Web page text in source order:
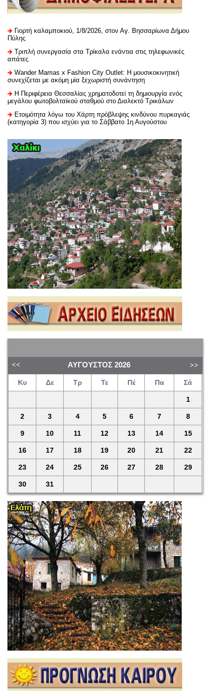
Γιορτή καλαμποκιού, 1/8/2026, στον Αγ. Βησσαρίωνα Δήμου
Πύλης
Τριπλή συνεργασία στα Τρίκαλα ενάντια στις τηλεφωνικές
απάτες
Wander Mamas x Fashion City Outlet: Η μουσικοκινητική
συνεχίζεται με ακόμη μία ξεχωριστή συνάντηση
H Περιφέρεια Θεσσαλίας χρηματοδοτεί τη δημιουργία ενός
μεγάλου φωτοβολταϊκού σταθμού στο Διαλεκτό Τρικάλων
Ετοιμότητα λόγω του Χάρτη πρόβλεψης κινδύνου πυρκαγιάς
(κατηγορία 3) που ισχύει για το Σάββατο 1η Αυγούστου
ΑΎΓΟΥΣΤΟΣ 2026
Κυ Δε Τρ Τε Πέ Πα Σά
1
2 3 4 5 6 7 8
9 10 11 12 13 14 15
16 17 18 19 20 21 22
23 24 25 26 27 28 29
30 31